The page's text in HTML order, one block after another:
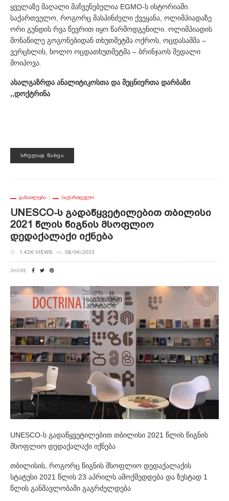
ყველაზე მაღალი მაჩვენებელია EGMO-ს ისტორიაში.
საქართველო, როგორც მასპინძელი ქვეყანა, ოლიმპიადაზე
ორი გუნდის რვა წევრით იყო წარმოდგენილი. ოლიმპიადის
მონაწილე გოგონებიდან თხუთმეტმა ოქროს, ოცდასამმა –
ვერცხლის, ხოლო ოცდათხუთმეტმა – ბრინჯაოს მედალი
მოიპოვა.
ახალგაზრდა ანალიტიკოსთა და მეცნიერთა დარბაზი
,,დოქტრინა
ᲡᲠᲣᲚᲐᲓ ᲜᲐᲮᲕᲐ
ᲒᲐᲜᲐᲗᲚᲔᲑᲐ ᲡᲐᲥᲐᲠᲗᲕᲔᲚᲝ
UNESCO-Ს Გადაწყვეტილებით Თბილისი
2021 Წლის Წიგნის Მსოფლიო
Დედაქალაქი Იქნება
1.42K VIEWS on 08/04/2021
SHARE
UNESCO-ს გადაწყვეტილებით თბილისი 2021 წლის წიგნის
მსოფლიო დედაქალაქი იქნება
თბილისის, როგორც წიგნის მსოფლიო დედაქალაქის
სტატუსი 2021 წლის 23 აპრილს ამოქმედდება და ზუსტად 1
წლის განმავლობაში გაგრძელდება